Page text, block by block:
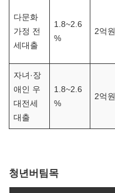
다문화
가정 전
세대출
1.8~2.6
%
2억원
자녀·장
애인 우
대전세
대출
1.8~2.6
%
2억원
청년버팀목